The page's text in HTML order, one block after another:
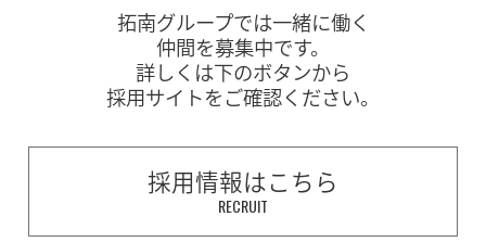
拓南グループでは一緒に働く
仲間を募集中です。
詳しくは下のボタンから
採用サイトをご確認ください。
採用情報はこちら
RECRUIT